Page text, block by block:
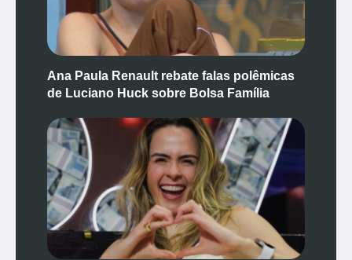
Ana Paula Renault rebate falas polêmicas
de Luciano Huck sobre Bolsa Família